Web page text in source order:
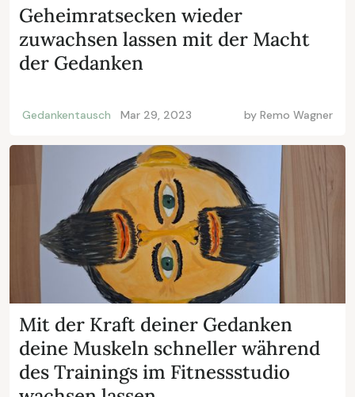
Geheimratsecken wieder
zuwachsen lassen mit der Macht
der Gedanken
Gedankentausch Mar 29, 2023 by Remo Wagner
Mit der Kraft deiner Gedanken
deine Muskeln schneller während
des Trainings im Fitnessstudio